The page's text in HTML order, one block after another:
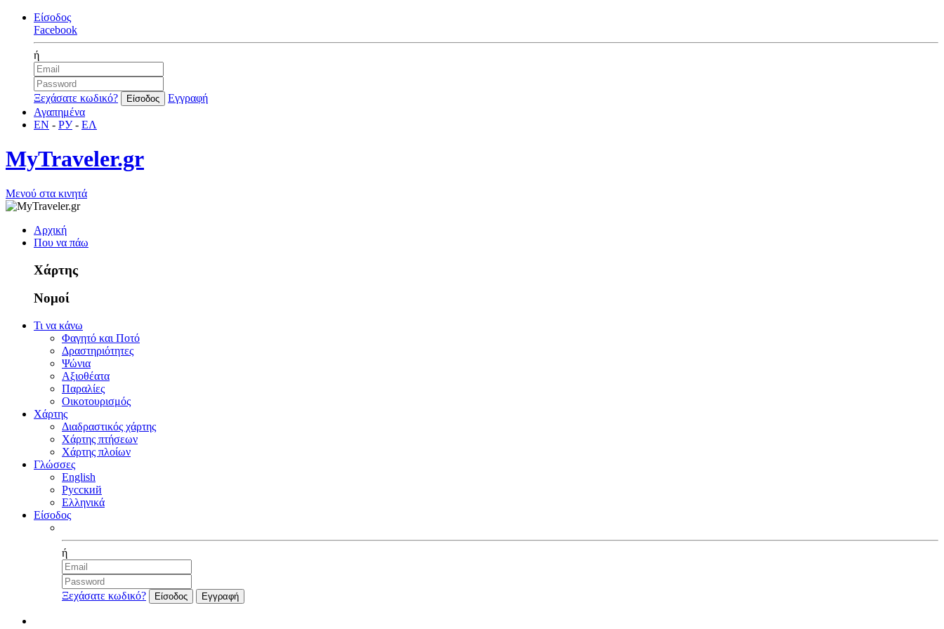
Είσοδος
Facebook
ή
Ξεχάσατε κωδικό?
Εγγραφή
Αγαπημένα
EN - РУ- ΕΛ
MyTraveler.gr
Μενού στα κινητά
Αρχική
Που να πάω
Χάρτης
Νομοί
Τι να κάνω
Φαγητό και Ποτό
Δραστηριότητες
Ψώνια
Αξιοθέατα
Παραλίες
Οικοτουρισμός
Χάρτης
Διαδραστικός χάρτης
Χάρτης πτήσεων
Χάρτης πλοίων
Γλώσσες
English
Русский
Ελληνικά
Είσοδος
ή
Ξεχάσατε κωδικό?